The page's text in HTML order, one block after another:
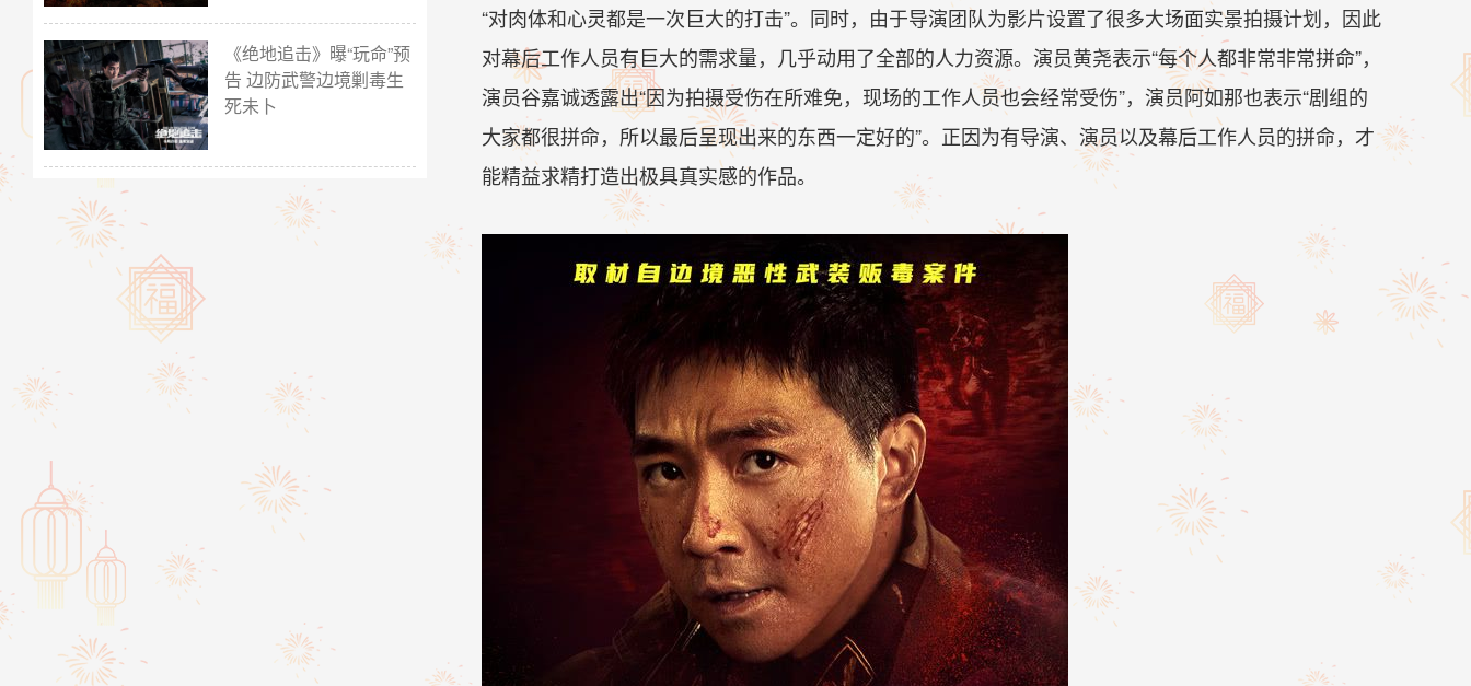
《绝地追击》曝“玩命”预
告 边防武警边境剿毒生
死未卜
“对肉体和心灵都是一次巨大的打击”。同时，由于导演团队为影片设置了很多大场面实景拍摄计划，因此
对幕后工作人员有巨大的需求量，几乎动用了全部的人力资源。演员黄尧表示“每个人都非常非常拼命”，
演员谷嘉诚透露出“因为拍摄受伤在所难免，现场的工作人员也会经常受伤”，演员阿如那也表示“剧组的
大家都很拼命，所以最后呈现出来的东西一定好的”。正因为有导演、演员以及幕后工作人员的拼命，才
能精益求精打造出极具真实感的作品。